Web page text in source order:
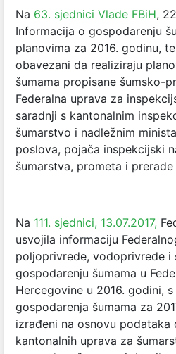
Na 63. sjednici Vlade FBiH,
Informacija o gospodarenju
planovima za 2016. godinu,
obavezani da realiziraju
šumama propisane šumsko-
Federalna uprava za
saradnji s kantonalnim
šumarstvo i nadležnim
poslova, pojača inspekcijski
šumarstva, prometa i
Na 111. sjednici, 13.07.2017,
usvojila informaciju
poljoprivrede, vodoprivrede i
gospodarenju šumama u
Hercegovine u 2016. godini,
gospodarenja šumama za
izrađeni na osnovu podataka
kantonalnih uprava za